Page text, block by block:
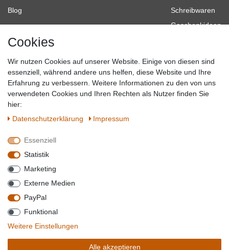
Blog
Schreibwaren
Geschenkideen
Topmarken
SICHER EINKAUFEN
QUALITÄT
WIR AKZEPTIEREN
*Alle Preise verstehen sich inkl. MwSt. zzgl. Versandkosten. **Gilt für Lieferungen
innerhalb deutschlands, Lieferzeiten für andere Länder entnehmen Sie bitte der
Schaltfäche mit denVersandinformationen. *** Bei den ausgewiesenen Versandkosten
handelt es sich um die StandardVersandkostenfür Deutschland, diese ändern sich je
Cookies
Wir nutzen Cookies auf unserer Website. Einige von diesen sind
essenziell, während andere uns helfen, diese Website und Ihre
Erfahrung zu verbessern. Weitere Informationen zu den von uns
verwendeten Cookies und Ihren Rechten als Nutzer finden Sie
hier:
Daten­schutz­erklärung
Impressum
Essenziell
Statistik
Marketing
Externe Medien
PayPal
Funktional
Weitere Einstellungen
Alle akzeptieren